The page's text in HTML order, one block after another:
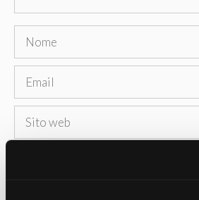
Nome
Email
Sito
Salva il mio nome, email e sito